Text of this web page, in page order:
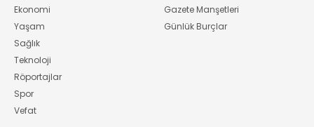
Ekonomi
Yaşam
Sağlık
Teknoloji
Röportajlar
Spor
Vefat
Gazete Manşetleri
Günlük Burçlar